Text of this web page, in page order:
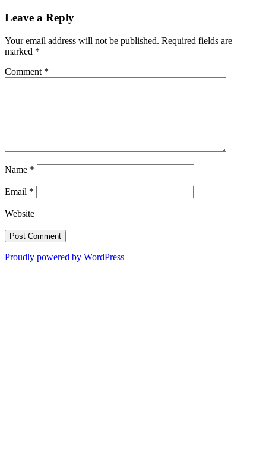
Leave a Reply
Your email address will not be published. Required fields are
marked *
Comment *
Name *
Email *
Website
Proudly powered by WordPress